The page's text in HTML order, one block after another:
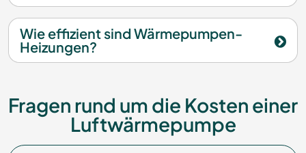
Wie effizient sind Wärmepumpen-
Heizungen?
Fragen rund um die Kosten einer
Luftwärmepumpe